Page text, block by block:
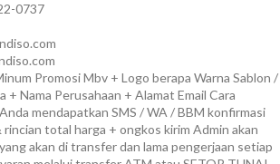
0737
Promosi Mbv + Logo berapa Warna Sablon /
+ Nama Perusahaan + Alamat Email Cara
mendapatkan SMS / WA / BBM konfirmasi
total harga + ongkos kirim Admin akan
akan di transfer dan lama pengerjaan setiap